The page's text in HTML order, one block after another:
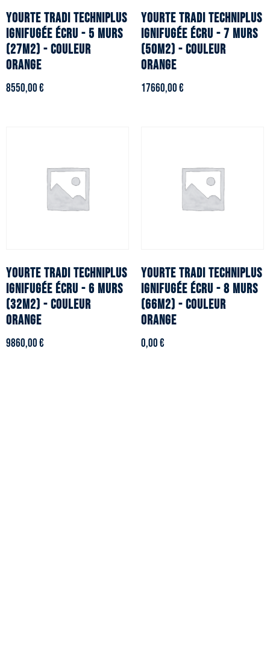
YOURTE TRADI TECHNIPLUS
ignifugée écru - 5 murs
(27m2) - Couleur
orange
8550,00€
YOURTE TRADI TECHNIPLUS
ignifugée écru - 7 murs
(50m2) - Couleur
orange
17660,00€
YOURTE TRADI TECHNIPLUS
ignifugée écru - 6 murs
(32m2) - Couleur
orange
9860,00€
YOURTE TRADI TECHNIPLUS
ignifugée écru - 8 murs
(66m2) - Couleur
orange
0,00€